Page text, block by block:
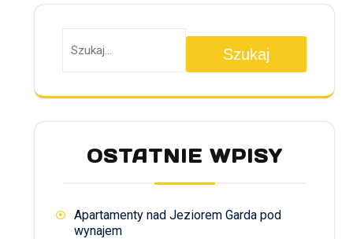
Szukaj
OSTATNIE WPISY
Apartamenty nad Jeziorem Garda pod
wynajem